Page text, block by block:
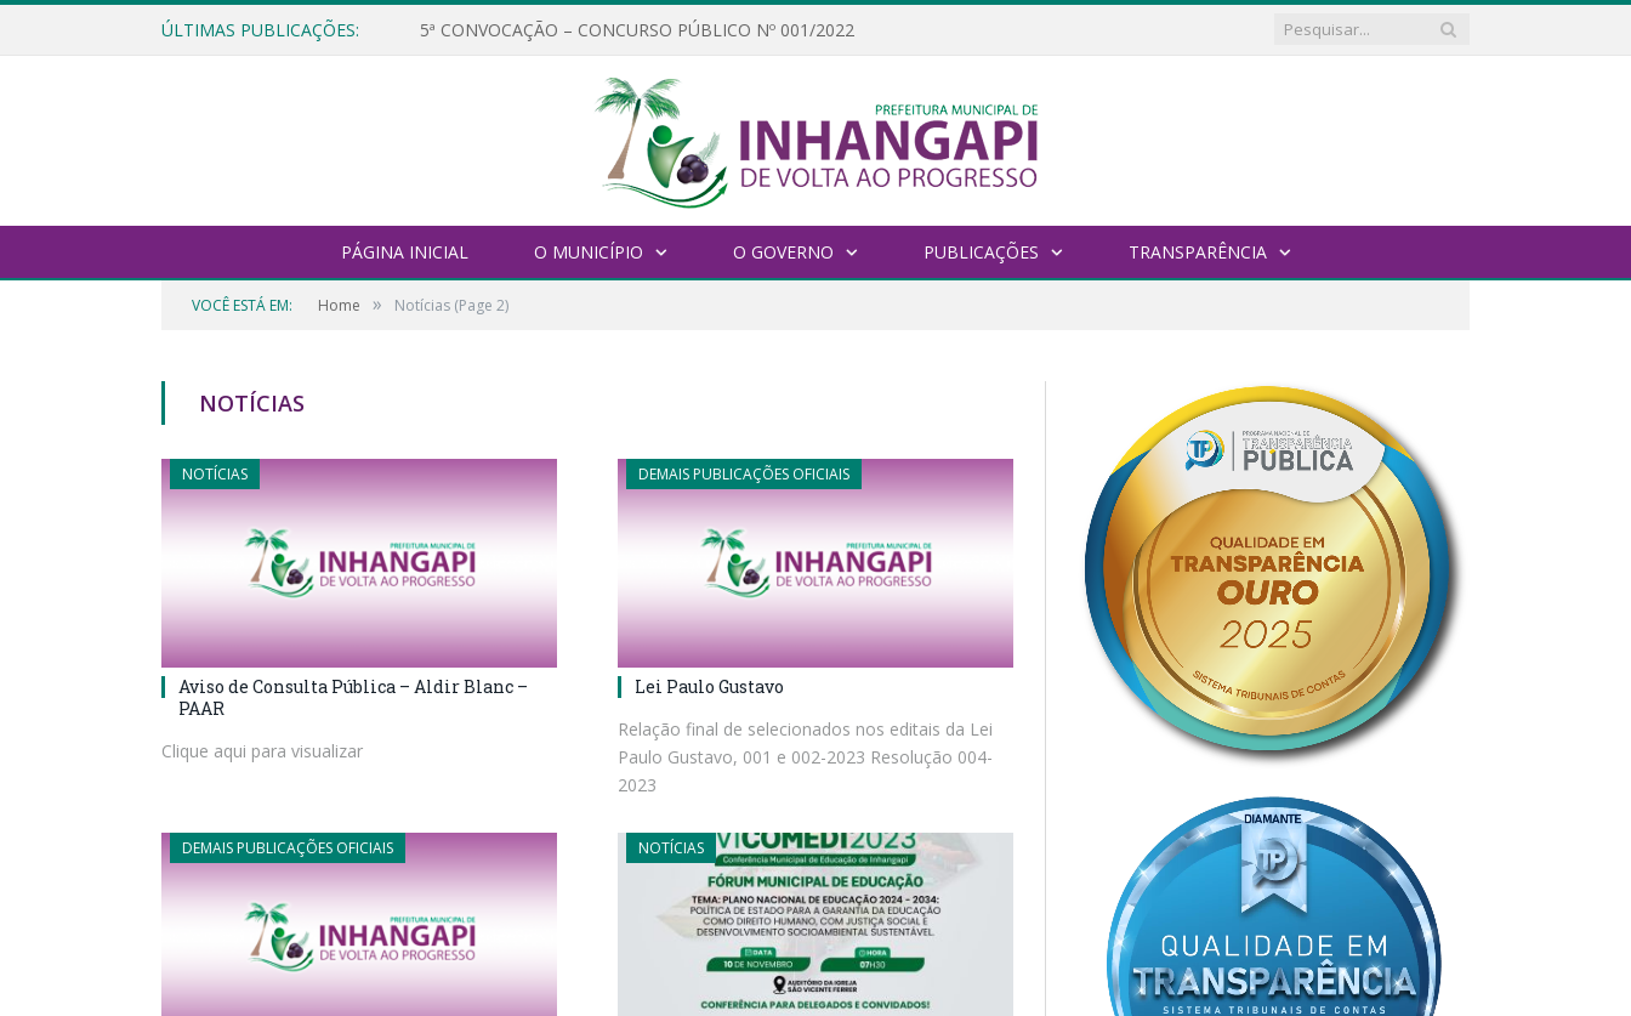
ÚLTIMAS PUBLICAÇÕES: 5ª CONVOCAÇÃO – CONCURSO PÚBLICO Nº 001/2022
PÁGINA INICIAL O MUNICÍPIO O GOVERNO PUBLICAÇÕES TRANSPARÊNCIA
VOCÊ ESTÁ EM: Home » Notícias (Page 2)
NOTÍCIAS
NOTÍCIAS
Aviso de Consulta Pública – Aldir Blanc –
PAAR
Clique aqui para visualizar
DEMAIS PUBLICAÇÕES OFICIAIS
Lei Paulo Gustavo
Relação final de selecionados nos editais da Lei
Paulo Gustavo, 001 e 002-2023 Resolução 004-
2023
DEMAIS PUBLICAÇÕES OFICIAIS NOTÍCIAS